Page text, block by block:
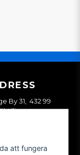
By 31, 432 99
att fungera